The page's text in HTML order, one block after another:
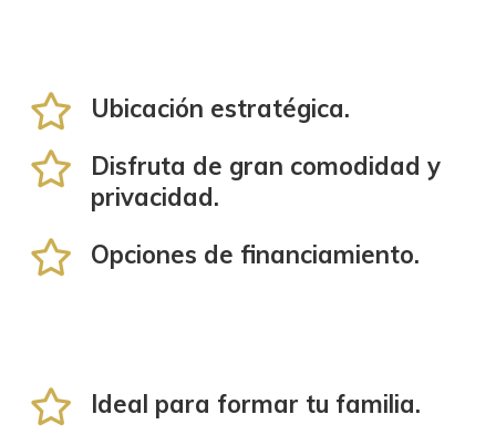
Ubicación estratégica.
Disfruta de gran comodidad y
privacidad.
Opciones de financiamiento.
Ideal para formar tu familia.